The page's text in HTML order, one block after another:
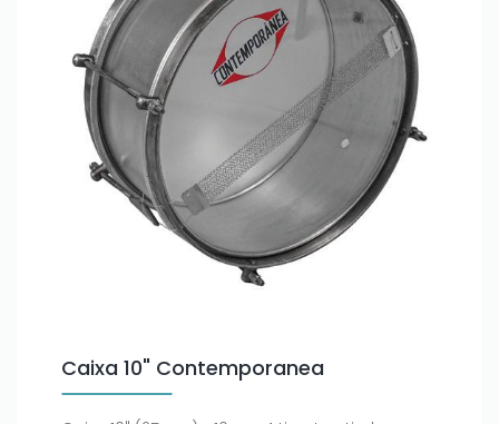
Caixa 10" Contemporanea
Only play at Joo casinoif you really want to win a huge